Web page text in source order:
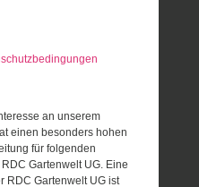
an unserem
einen besonders hohen
für folgenden
Gartenwelt UG. Eine
RDC Gartenwelt UG ist